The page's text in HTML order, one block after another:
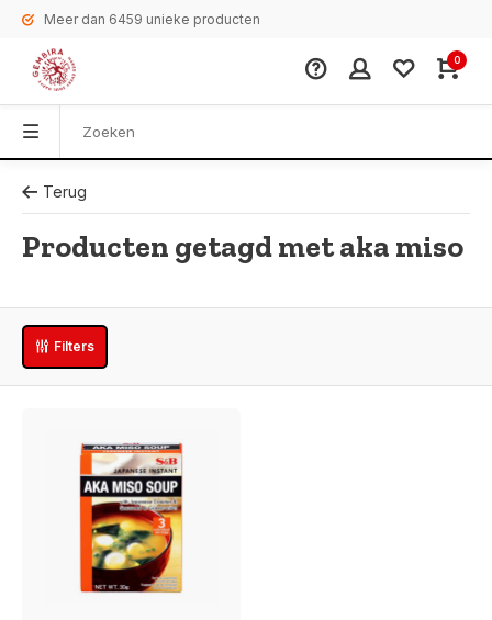
Meer dan 6459 unieke producten
0
Terug
Producten getagd met aka miso
Filters